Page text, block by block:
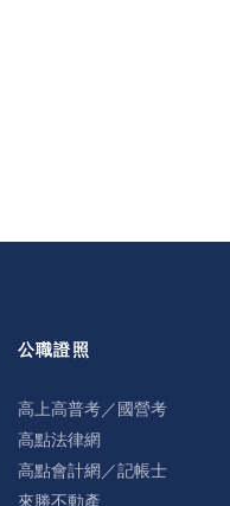
公職證照
高上高普考／國營考
高點法律網
高點會計網／記帳士
來勝不動產